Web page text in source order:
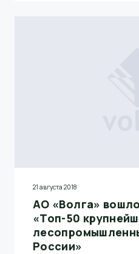
21 августа 2018
АО «Волга»
«Топ-50
России»